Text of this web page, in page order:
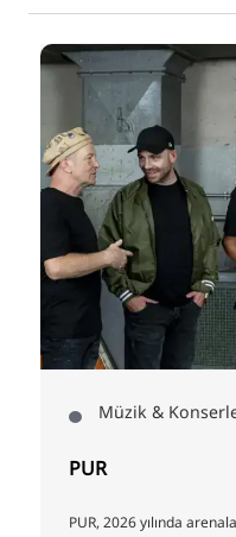
& Konserler
yılında arenalara geri dönüyor